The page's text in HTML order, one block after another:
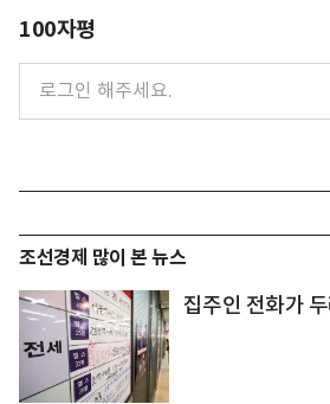
100자평
조선경제 많이 본 뉴스
집주인 전화가